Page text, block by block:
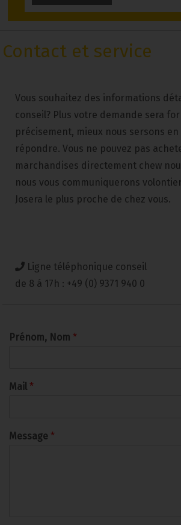
Contact et service
Vous souhaitez des informations
conseil? Plus votre demande sera
précisement, mieux nous sersons en
répondre. Vous ne pouvez pas
marchandises directement chew
nous vous communiquerons
Josera le plus proche de chez vous.
Ligne téléphonique conseil
de 8 á 17h : +49 (0) 9371 940 0
Prénom, Nom*
Mail*
Message*